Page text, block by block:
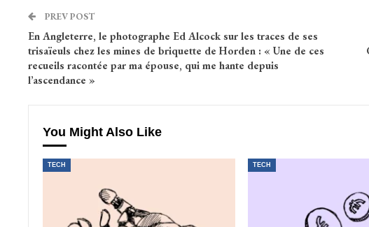
PREV POST
En Angleterre, le photographe Ed Alcock sur les traces de ses
trisaïeuls chez les mines de briquette de Horden : « Une de ces
recueils racontée par ma épouse, qui me hante depuis
l’ascendance »
You Might Also Like
TECH TECH